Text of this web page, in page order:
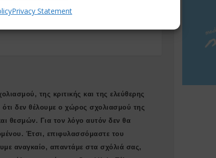
Privacy Statement
μαμούθ 4,2 εκατ. ευρώ
για τον αθλητισμό
της κριτικής και της ελεύθερης
ότι δεν θέλουμε ο χώρος σχολιασμού της
θεσμών. Για τον λόγο αυτόν δεν θα
Έτσι, επιφυλασσόμαστε του
αναγκαίο, απαντάμε στα σχόλιά σας,